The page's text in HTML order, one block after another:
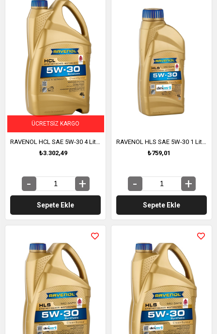
RAVENOL HCL SAE 5W-30 4 Litre (1111118-004)
₺3.302,49
Sepete Ekle
ÜCRETSIZ KARGO
RAVENOL HLS SAE 5W-30 1 Litre (1111119-001)
₺759,01
Sepete Ekle